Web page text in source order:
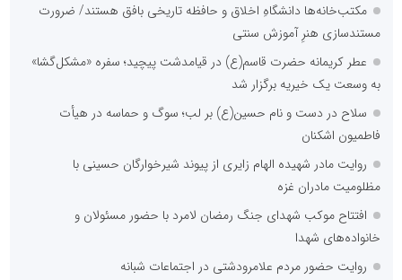
مکتب‌خانه‌ها دانشگاهِ اخلاق و حافظه تاریخی بافق هستند/ ضرورت
مستندسازی هنرِ آموزش سنتی
عطر کریمانه حضرت قاسم(ع) در قیامدشت پیچید؛ سفره «مشکل‌گشا»
به وسعت یک خیریه برگزار شد
سلاح در دست و نام حسین(ع) بر لب؛ سوگ و حماسه در هیأت
فاطمیون اشکنان
روایت مادر شهیده الهام زایری از پیوند شیرخوارگان حسینی با
مظلومیت مادران غزه
افتتاح موکب شهدای جنگ رمضان لامرد با حضور مسئولان و
خانواده‌های شهدا
روایت حضور مردم علامرودشتی در اجتماعات شبانه